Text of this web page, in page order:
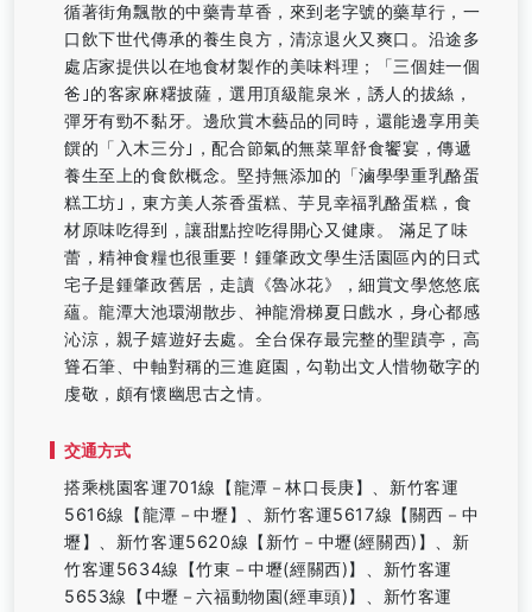
循著街角飄散的中藥青草香，來到老字號的藥草行，一
口飲下世代傳承的養生良方，清涼退火又爽口。沿途多
處店家提供以在地食材製作的美味料理；「三個娃一個
爸｣的客家麻糬披薩，選用頂級龍泉米，誘人的拔絲，
彈牙有勁不黏牙。邊欣賞木藝品的同時，還能邊享用美
饌的「入木三分｣，配合節氣的無菜單舒食饗宴，傳遞
養生至上的食飲概念。堅持無添加的「滷學學重乳酪蛋
糕工坊｣，東方美人茶香蛋糕、芋見幸福乳酪蛋糕，食
材原味吃得到，讓甜點控吃得開心又健康。 滿足了味
蕾，精神食糧也很重要！鍾肇政文學生活園區內的日式
宅子是鍾肇政舊居，走讀《魯冰花》，細賞文學悠悠底
蘊。龍潭大池環湖散步、神龍滑梯夏日戲水，身心都感
沁涼，親子嬉遊好去處。全台保存最完整的聖蹟亭，高
聳石筆、中軸對稱的三進庭園，勾勒出文人惜物敬字的
虔敬，頗有懷幽思古之情。
交通方式
搭乘桃園客運701線【龍潭－林口長庚】、新竹客運
5616線【龍潭－中壢】、新竹客運5617線【關西－中
壢】、新竹客運5620線【新竹－中壢(經關西)】、新
竹客運5634線【竹東－中壢(經關西)】、新竹客運
5653線【中壢－六福動物園(經車頭)】、新竹客運